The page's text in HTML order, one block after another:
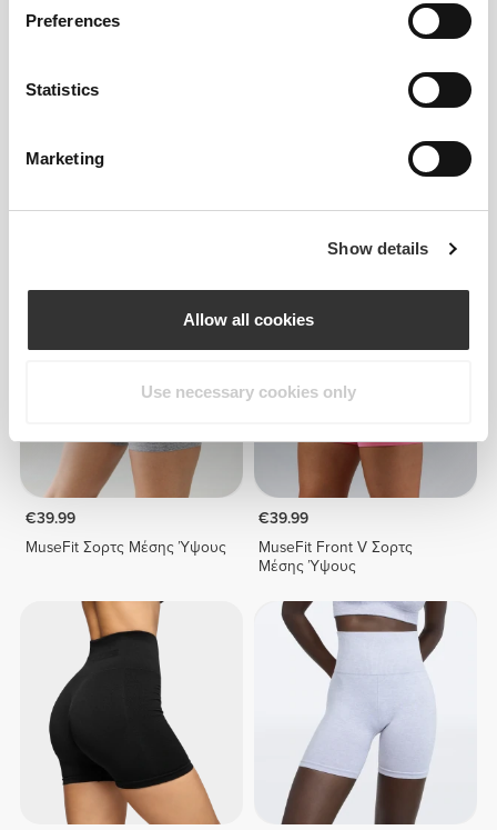
Preferences
Statistics
Marketing
Show details
Allow all cookies
Use necessary cookies only
Κανονική Μέση Μεσαίου
Μήκους Σορτς
€39.99
MuseFit Σορτς Μέσης Ύψους
€39.99
MuseFit Front V Σορτς
Μέσης Ύψους